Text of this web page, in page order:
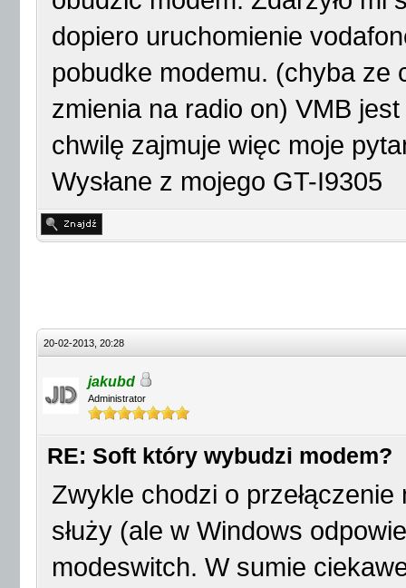
dopiero uruchomienie
pobudke modemu. (chyba ze
zmienia na radio on) VMB
chwilę zajmuje więc moje
Wysłane z mojego GT-I9305
20-02-2013, 20:28
jakubd
Administrator
RE: Soft który wybudzi modem?
Zwykle chodzi o
służy (ale w Windows
modeswitch. W sumie